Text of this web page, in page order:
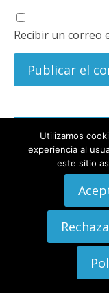
Recibir un correo
Quiero recibir
Utilizamos
experiencia al
este sitio